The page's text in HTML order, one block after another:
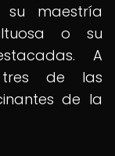
maestría
o su
A
tres de las
de la